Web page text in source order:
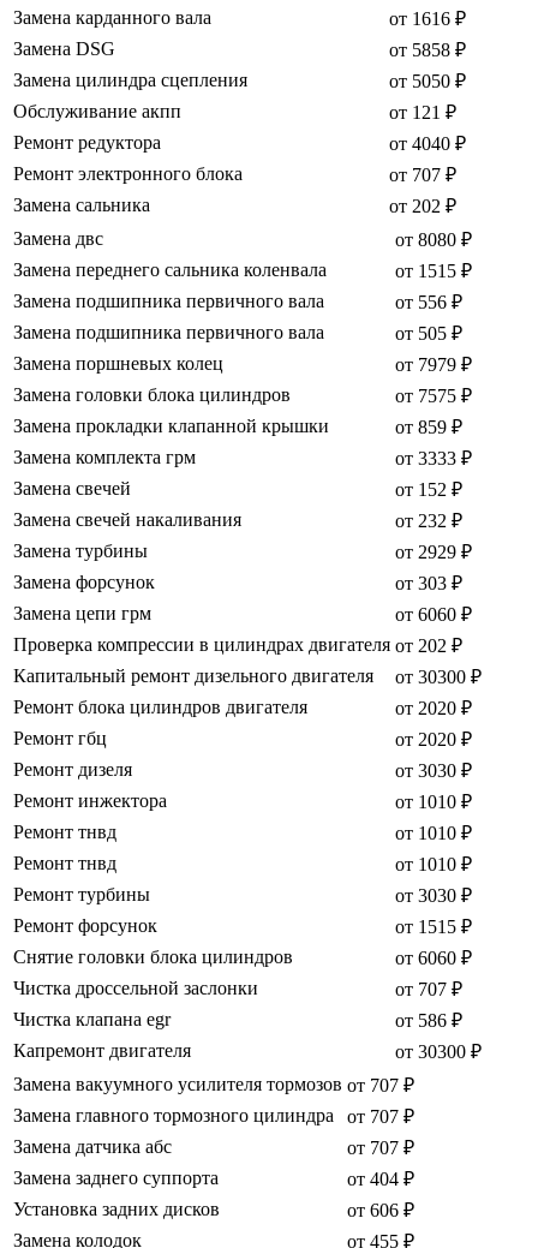
Замена карданного вала
от 1616 ₽
Замена DSG
от 5858 ₽
Замена цилиндра сцепления
от 5050 ₽
Обслуживание акпп
от 121 ₽
Ремонт редуктора
от 4040 ₽
Ремонт электронного блока
от 707 ₽
Замена сальника
от 202 ₽
Замена двс
от 8080 ₽
Замена переднего сальника коленвала
от 1515 ₽
Замена подшипника первичного вала
от 556 ₽
Замена подшипника первичного вала
от 505 ₽
Замена поршневых колец
от 7979 ₽
Замена головки блока цилиндров
от 7575 ₽
Замена прокладки клапанной крышки
от 859 ₽
Замена комплекта грм
от 3333 ₽
Замена свечей
от 152 ₽
Замена свечей накаливания
от 232 ₽
Замена турбины
от 2929 ₽
Замена форсунок
от 303 ₽
Замена цепи грм
от 6060 ₽
Проверка компрессии в цилиндрах двигателя от 202 ₽
Капитальный ремонт дизельного двигателя
от 30300 ₽
Ремонт блока цилиндров двигателя
от 2020 ₽
Ремонт гбц
от 2020 ₽
Ремонт дизеля
от 3030 ₽
Ремонт инжектора
от 1010 ₽
Ремонт тнвд
от 1010 ₽
Ремонт тнвд
от 1010 ₽
Ремонт турбины
от 3030 ₽
Ремонт форсунок
от 1515 ₽
Снятие головки блока цилиндров
от 6060 ₽
Чистка дроссельной заслонки
от 707 ₽
Чистка клапана egr
от 586 ₽
Капремонт двигателя
от 30300 ₽
Замена вакуумного усилителя тормозов от 707 ₽
Замена главного тормозного цилиндра
от 707 ₽
Замена датчика абс
от 707 ₽
Замена заднего суппорта
от 404 ₽
Установка задних дисков
от 606 ₽
Замена колодок
от 455 ₽